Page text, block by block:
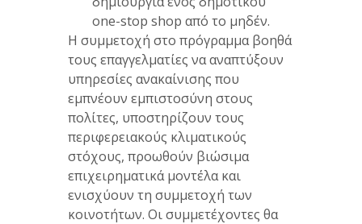
one-stop shop από το μηδέν.
Η συμμετοχή στο πρόγραμμα βοηθά
τους επαγγελματίες να αναπτύξουν
υπηρεσίες ανακαίνισης που
εμπνέουν εμπιστοσύνη στους
πολίτες, υποστηρίζουν τους
περιφερειακούς κλιματικούς
στόχους, προωθούν βιώσιμα
επιχειρηματικά μοντέλα και
ενισχύουν τη συμμετοχή των
κοινοτήτων. Οι συμμετέχοντες θα